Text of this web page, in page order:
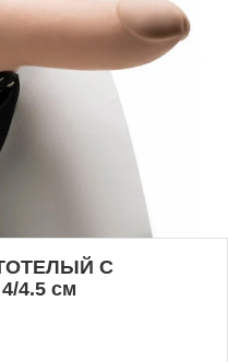
С
4.5 см